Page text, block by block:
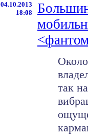
04.10.2013
18:08
так